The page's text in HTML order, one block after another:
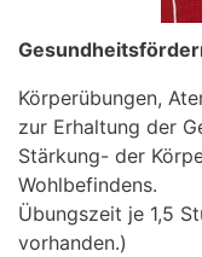
Körperübungen,
zur Erhaltung der
Stärkung- der
Wohlbefindens.
Übungszeit je 1,5
vorhanden.)